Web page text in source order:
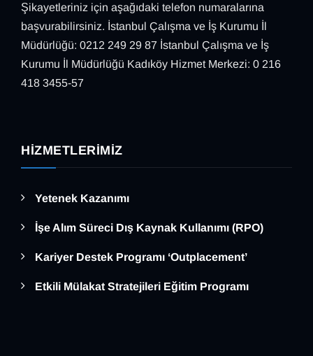
Şikayetleriniz için aşağıdaki telefon numaralarına
başvurabilirsiniz. İstanbul Çalışma ve İş Kurumu İl
Müdürlüğü: 0212 249 29 87 İstanbul Çalışma ve İş
Kurumu İl Müdürlüğü Kadıköy Hizmet Merkezi: 0 216
418 3455-57
HIZMETLERIMIZ
Yetenek Kazanımı
İşe Alım Süreci Dış Kaynak Kullanımı (RPO)
Kariyer Destek Programı ‘Outplacement’
Etkili Mülakat Stratejileri Eğitim Programı